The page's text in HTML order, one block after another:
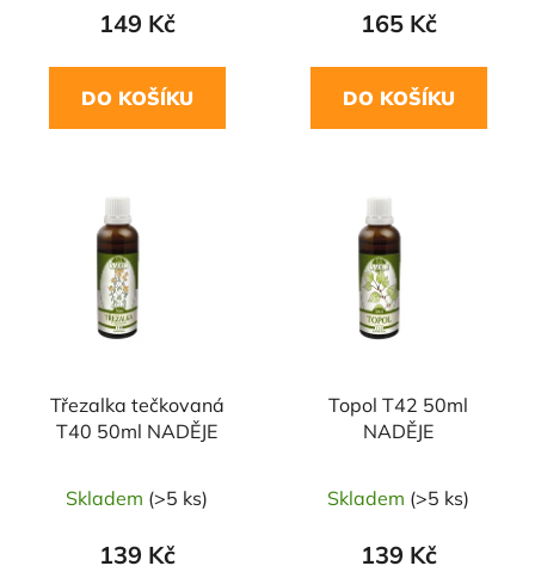
149 Kč
DO KOŠÍKU
165 Kč
DO KOŠÍKU
Třezalka tečkovaná
T40 50ml NADĚJE
Skladem (>5 ks)
139 Kč
Topol T42 50ml
NADĚJE
Skladem (>5 ks)
139 Kč